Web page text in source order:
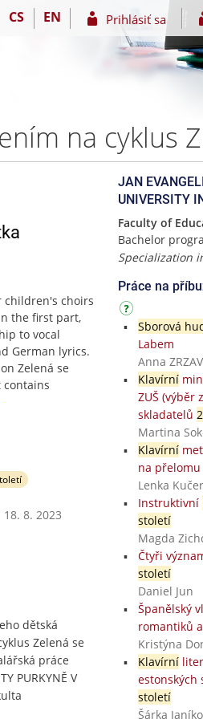
CS EN Prihlásiť sa
children's choirs
the first part,
to vocal
German lyrics.
Zelená se
contains
8. 2023
dětská
Zelená se
práce
PURKYNĚ V
JAN
UNIVERSITY
Faculty of
Bachelor
Specialization
Práce na
Sborová
Labem
Anna
Klavírní
ZUŠ (výběr
skladatelů
Martina
Klavírní
na přelomu
Lenka
Instruktivní
století
Magda
Čtyři
století
Daniel Jun
Španělský
romantiků
Kristýna
Klavírní
estonských
století
Šárka